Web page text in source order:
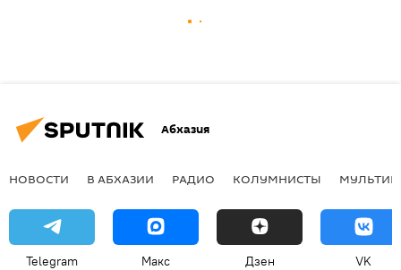
Абхазия
НОВОСТИ В АБХАЗИИ РАДИО КОЛУМНИСТЫ
Telegram Макс Дзен VK